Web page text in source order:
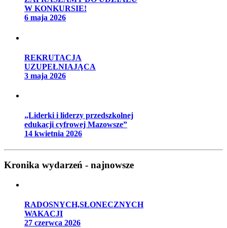
W KONKURSIE!
6 maja 2026
REKRUTACJA
UZUPEŁNIAJĄCA
3 maja 2026
„Liderki i liderzy przedszkolnej
edukacji cyfrowej Mazowsze”
14 kwietnia 2026
Kronika wydarzeń - najnowsze
RADOSNYCH,SŁONECZNYCH
WAKACJI
27 czerwca 2026